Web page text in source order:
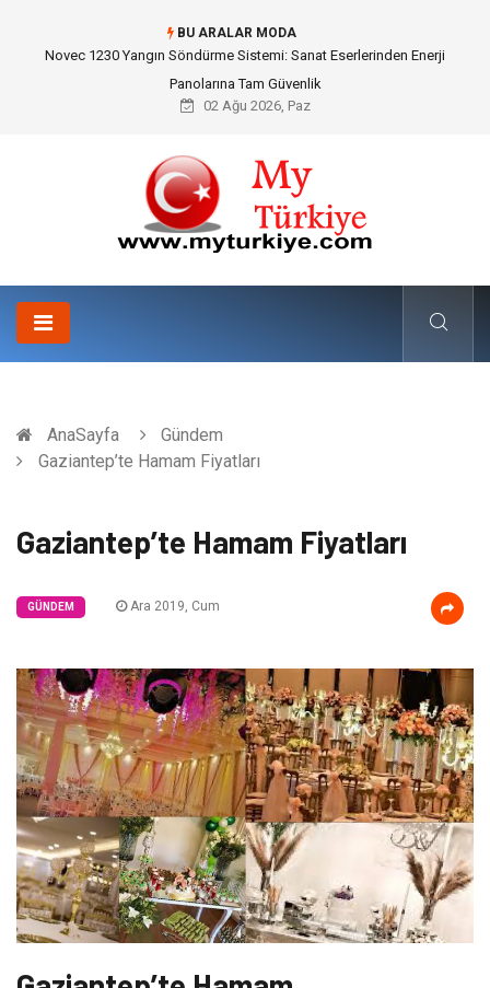
BU ARALAR MODA
Skoda Yedek Parça Seçiminde Teknik Uyumluluk ve Sürüş Konforu
02 Ağu 2026, Paz
AnaSayfa
Gündem
Gaziantep’te Hamam Fiyatları
Gaziantep’te Hamam Fiyatları
GÜNDEM Ara 2019, Cum